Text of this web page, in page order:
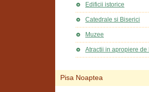
Edificii istorice
Catedrale si Biserici
Muzee
Atractii in apropiere de
Pisa Noaptea